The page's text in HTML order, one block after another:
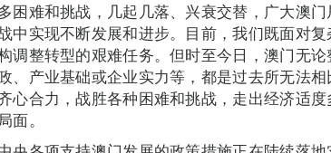
困难和挑战，几起几落、兴衰交替，广大澳
中实现不断发展和进步。目前，我们既面对复
调整转型的艰难任务。但时至今日，澳门无
、产业基础或企业实力等，都是过去所无法
心合力，战胜各种困难和挑战，走出经济适度
面。